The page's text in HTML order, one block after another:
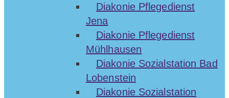
Diakonie Pflegedienst
Jena
Diakonie Pflegedienst
Mühlhausen
Diakonie Sozialstation Bad
Lobenstein
Diakonie Sozialstation